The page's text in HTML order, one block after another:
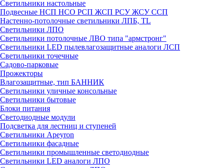
Светильники настольные
Подвесные НСП НСО РСП ЖСП РСУ ЖСУ ССП
Настенно-потолочные светильники ЛПБ, TL
Светильники ЛПО
Светильники потолочные ЛВО типа "армстронг"
Светильники LED пылевлагозащитные аналоги ЛСП
Светильники точечные
Садово-парковые
Прожекторы
Влагозащитные, тип БАННИК
Светильники уличные консольные
Светильники бытовые
Блоки питания
Светодиодные модули
Подсветка для лестниц и ступеней
Светильники Apeyron
Светильники фасадные
Светильники промышленные светодиодные
Светильники LED аналоги ЛПО